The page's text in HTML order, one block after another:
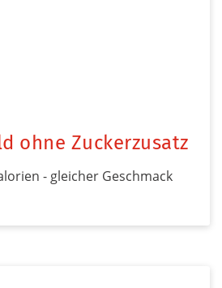
ohne Zuckerzusatz
- gleicher Geschmack